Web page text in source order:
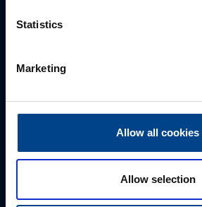
Statistics
Marketing
Allow all cookies
Allow selection
Susanna Ahokas
susanna.ahokas@utu.eu